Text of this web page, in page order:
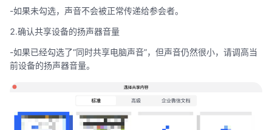
-如果未勾选，声音不会被正常传递给参会者。
2.确认共享设备的扬声器音量
-如果已经勾选了“同时共享电脑声音”，但声音仍然很小，请调高当
前设备的扬声器音量。